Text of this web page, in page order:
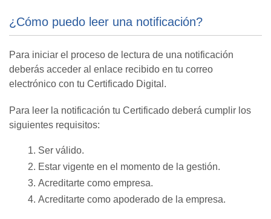
¿Cómo puedo leer una notificación?
Para iniciar el proceso de lectura de una notificación
deberás acceder al enlace recibido en tu correo
electrónico con tu Certificado Digital.
Para leer la notificación tu Certificado deberá cumplir los
siguientes requisitos:
Ser válido.
Estar vigente en el momento de la gestión.
Acreditarte como empresa.
Acreditarte como apoderado de la empresa.